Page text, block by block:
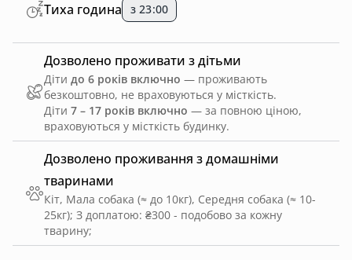
Дозволено проживання з домашніми
тваринами
Кіт, Мала собака (≈ до 10кг), Середня собака (≈ 10-
25кг); З доплатою: ₴300 - подобово за кожну
тварину;
Дозволено проживати з дітьми
Діти до 6 років включно — проживають
безкоштовно, не враховуються у місткість.
Діти 7 – 17 років включно — за повною ціною,
враховуються у місткість будинку.
Тиха година з 23:00